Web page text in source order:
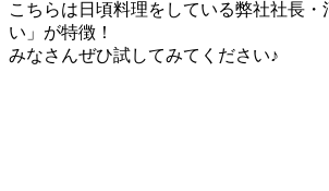
こちらは日頃料理をしている弊社社長
い」が特徴！
みなさんぜひ試してみてください♪